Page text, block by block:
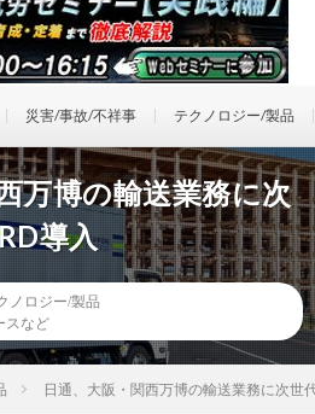
災害/事故/不祥事 テクノロジー/製品
万博の輸送業務に次
導入
ノロジー/製品
スなど
日通、大阪・関西万博の輸送業務に次世